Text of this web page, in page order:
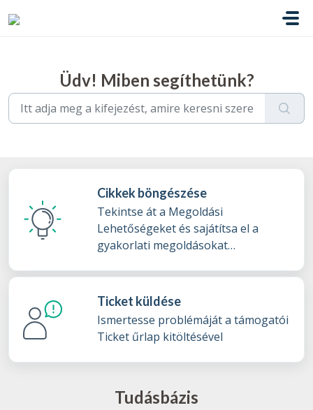
Üdv! Miben segíthetünk?
Cikkek böngészése
Tekintse át a Megoldási
Lehetőségeket és sajátítsa el a
gyakorlati megoldásokat
Ticket küldése
Ismertesse problémáját a támogatói
Ticket űrlap kitöltésével
Tudásbázis